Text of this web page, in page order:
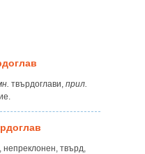
твърдоглави, прил.
твърд,